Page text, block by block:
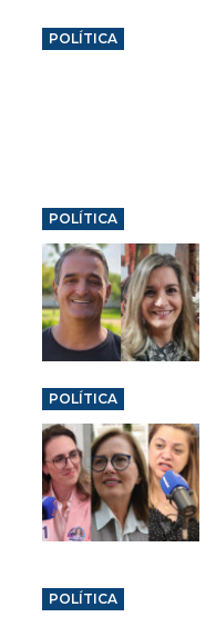
POLÍTICA
POLÍTICA
POLÍTICA
POLÍTICA